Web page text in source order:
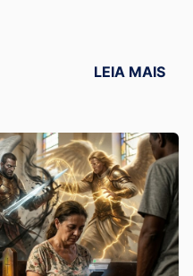
LEIA MAIS